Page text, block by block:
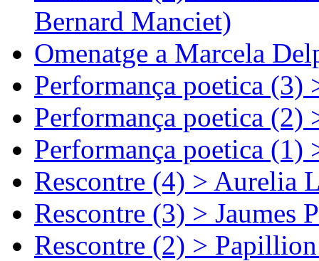
Bernard Manciet)
Omenatge a Marcela
Performança poetica (3)
Performança poetica (2)
Performança poetica (1)
Rescontre (4) > Aurelia
Rescontre (3) > Jaumes
Rescontre (2) >